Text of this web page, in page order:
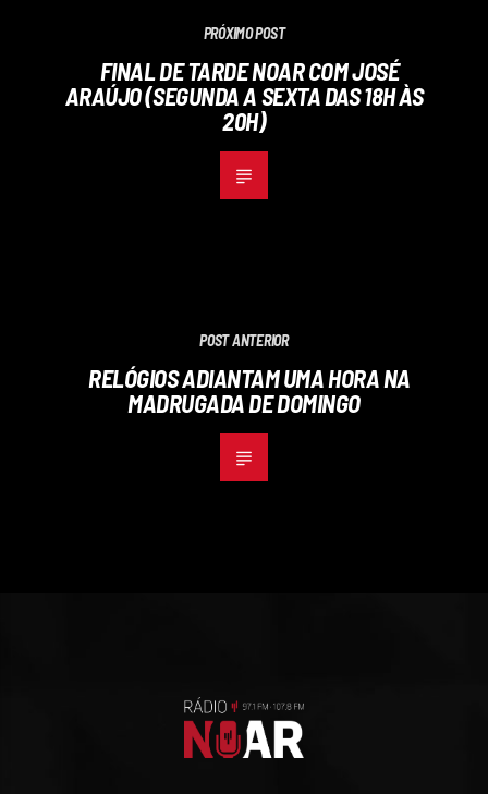
PRÓXIMO POST
FINAL DE TARDE NOAR COM JOSÉ
ARAÚJO (SEGUNDA A SEXTA DAS 18H ÀS
20H)
POST ANTERIOR
RELÓGIOS ADIANTAM UMA HORA NA
MADRUGADA DE DOMINGO